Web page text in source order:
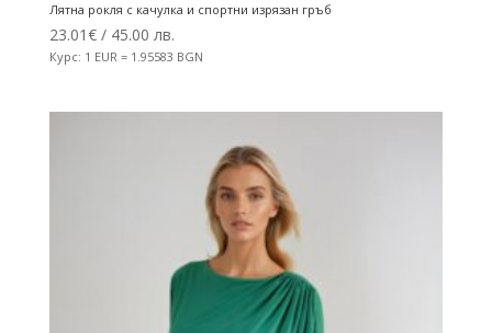
Лятна рокля с качулка и спортни изрязан гръб
23.01€/ 45.00 лв.
Курс: 1 EUR = 1.95583 BGN